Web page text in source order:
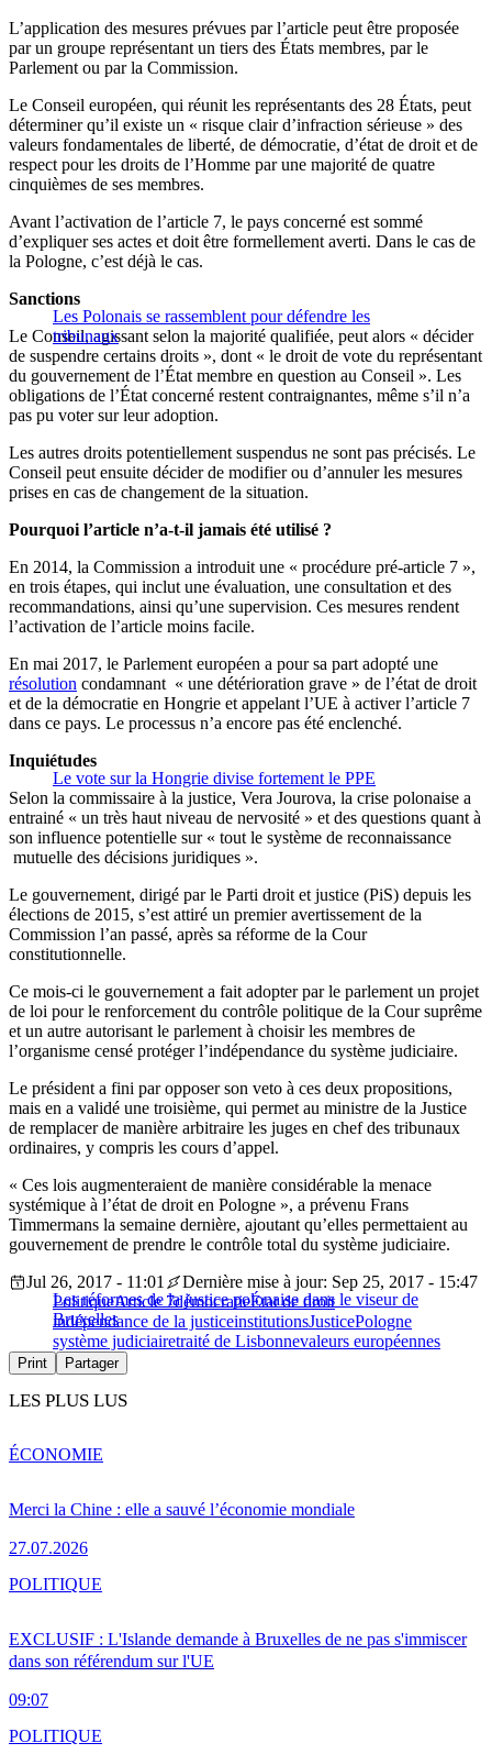
L’application des mesures prévues par l’article peut être proposée
par un groupe représentant un tiers des États membres, par le
Parlement ou par la Commission.
Le Conseil européen, qui réunit les représentants des 28 États, peut
déterminer qu’il existe un « risque clair d’infraction sérieuse » des
valeurs fondamentales de liberté, de démocratie, d’état de droit et de
respect pour les droits de l’Homme par une majorité de quatre
cinquièmes de ses membres.
Avant l’activation de l’article 7, le pays concerné est sommé
d’expliquer ses actes et doit être formellement averti. Dans le cas de
la Pologne, c’est déjà le cas.
Les Polonais se rassemblent pour défendre les
tribunaux
Sanctions
Le Conseil, agissant selon la majorité qualifiée, peut alors « décider
de suspendre certains droits », dont « le droit de vote du représentant
du gouvernement de l’État membre en question au Conseil ». Les
obligations de l’État concerné restent contraignantes, même s’il n’a
pas pu voter sur leur adoption.
Les autres droits potentiellement suspendus ne sont pas précisés. Le
Conseil peut ensuite décider de modifier ou d’annuler les mesures
prises en cas de changement de la situation.
Pourquoi l’article n’a-t-il jamais été utilisé ?
En 2014, la Commission a introduit une « procédure pré-article 7 »,
en trois étapes, qui inclut une évaluation, une consultation et des
recommandations, ainsi qu’une supervision. Ces mesures rendent
l’activation de l’article moins facile.
En mai 2017, le Parlement européen a pour sa part adopté une
résolution condamnant « une détérioration grave » de l’état de droit
et de la démocratie en Hongrie et appelant l’UE à activer l’article 7
dans ce pays. Le processus n’a encore pas été enclenché.
Le vote sur la Hongrie divise fortement le PPE
Inquiétudes
Selon la commissaire à la justice, Vera Jourova, la crise polonaise a
entrainé « un très haut niveau de nervosité » et des questions quant à
son influence potentielle sur « tout le système de reconnaissance
mutuelle des décisions juridiques ».
Le gouvernement, dirigé par le Parti droit et justice (PiS) depuis les
élections de 2015, s’est attiré un premier avertissement de la
Commission l’an passé, après sa réforme de la Cour
constitutionnelle.
Ce mois-ci le gouvernement a fait adopter par le parlement un projet
de loi pour le renforcement du contrôle politique de la Cour suprême
et un autre autorisant le parlement à choisir les membres de
l’organisme censé protéger l’indépendance du système judiciaire.
Le président a fini par opposer son veto à ces deux propositions,
mais en a validé une troisième, qui permet au ministre de la Justice
de remplacer de manière arbitraire les juges en chef des tribunaux
ordinaires, y compris les cours d’appel.
« Ces lois augmenteraient de manière considérable la menace
systémique à l’état de droit en Pologne », a prévenu Frans
Timmermans la semaine dernière, ajoutant qu’elles permettaient au
gouvernement de prendre le contrôle total du système judiciaire.
Les réformes de la justice polonaise dans le viseur de
Bruxelles
Jul 26, 2017 - 11:01
Dernière mise à jour: Sep 25, 2017 - 15:47
PolitiqueArticle 7démocratieÉtat de droit
indépendance de la justiceinstitutionsJusticePologne
système judiciairetraité de Lisbonnevaleurs européennes
Print Partager
LES PLUS LUS
Merci la Chine : elle a sauvé l’économie mondiale
27.07.2026
ÉCONOMIE
EXCLUSIF : L'Islande demande à Bruxelles de ne pas s'immiscer
dans son référendum sur l'UE
09:07
POLITIQUE
POLITIQUE